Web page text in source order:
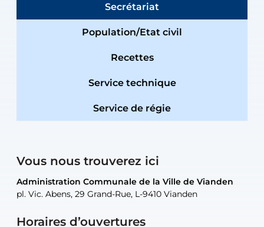
Secrétariat
Population/Etat civil
Recettes
Service technique
Service de régie
Vous nous trouverez ici
Administration Communale de la Ville de Vianden
pl. Vic. Abens, 29 Grand-Rue, L-9410 Vianden
Horaires d’ouvertures
Administration Communale de la Ville de Vianden
pl. Vic. Abens, 29 Grand-Rue, L-9410 Vianden
Administration Communale de la Ville de Vianden
pl. Vic. Abens, 29 Grand-Rue, L-9410 Vianden
Administration Communale de la Ville de Vianden
pl. Vic. Abens, 29 Grand-Rue, L-9410 Vianden
Atelier Communal de la Ville de Vianden
30, rue Neugarten, L-9422 Vianden